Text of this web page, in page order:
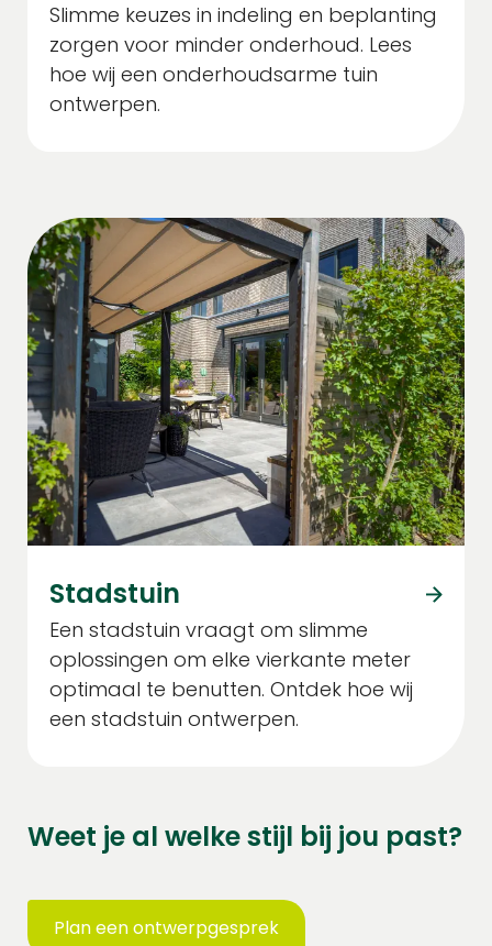
Slimme keuzes in indeling en beplanting
zorgen voor minder onderhoud. Lees
hoe wij een onderhoudsarme tuin
ontwerpen.
Stadstuin
Een stadstuin vraagt om slimme
oplossingen om elke vierkante meter
optimaal te benutten. Ontdek hoe wij
een stadstuin ontwerpen.
Weet je al welke stijl bij jou past?
Plan een ontwerpgesprek